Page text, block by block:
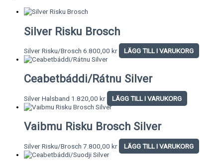
Silver Risku Brosch
Silver Risku/Brosch 6.800,00 kr LÄGG TILL I VARUKORG
Ceabetbáddi/Rátnu Silver
Silver Halsband 1.820,00 kr LÄGG TILL I VARUKORG
Vaibmu Risku Brosch Silver
Silver Risku/Brosch 7.800,00 kr LÄGG TILL I VARUKORG